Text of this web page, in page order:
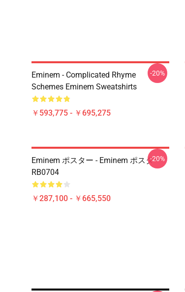
Eminem - Complicated Rhyme
Schemes Eminem Sweatshirts
￥593,775 - ￥695,275
-20%
Eminem ポスター - Eminem ポスター
RB0704
￥287,100 - ￥665,550
-20%